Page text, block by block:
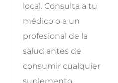
local. Consulta a tu
médico o a un
profesional de la
salud antes de
consumir cualquier
suplemento.